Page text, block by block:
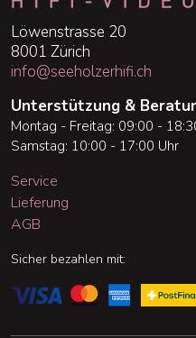
Löwenstrasse 20
8001 Zürich
info@seeholzerhifi.ch
Unterstützung &
Montag - Freitag: 09:00 -
Samstag: 10:00 - 17:00 Uhr
Service
Lieferung
AGB
Sicher bezahlen mit: